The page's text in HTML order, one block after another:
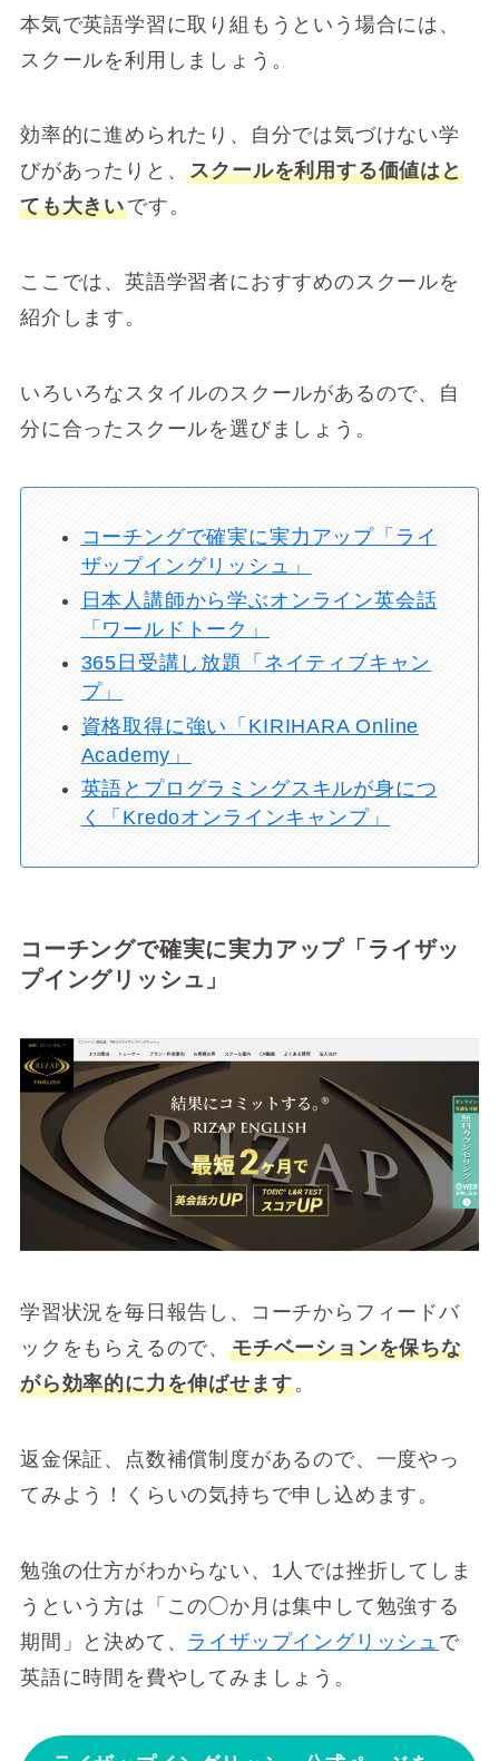
本気で英語学習に取り組もうという場合には、
スクールを利用しましょう。
効率的に進められたり、自分では気づけない学
びがあったりと、スクールを利用する価値はと
ても大きいです。
ここでは、英語学習者におすすめのスクールを
紹介します。
いろいろなスタイルのスクールがあるので、自
分に合ったスクールを選びましょう。
コーチングで確実に実力アップ「ライ
ザップイングリッシュ」
日本人講師から学ぶオンライン英会話
「ワールドトーク」
365日受講し放題「ネイティブキャン
プ」
資格取得に強い「KIRIHARA Online
Academy」
英語とプログラミングスキルが身につ
く「Kredoオンラインキャンプ」
コーチングで確実に実力アップ「ライザッ
プイングリッシュ」
学習状況を毎日報告し、コーチからフィードバ
ックをもらえるので、 モチベーションを保ちな
がら効率的に力を伸ばせます。
返金保証、点数補償制度があるので、一度やっ
てみよう！くらいの気持ちで申し込めます。
勉強の仕方がわからない、1人では挫折してしま
うという方は「この◯か月は集中して勉強する
期間」と決めて、 ライザップイングリッシュ で
英語に時間を費やしてみましょう。